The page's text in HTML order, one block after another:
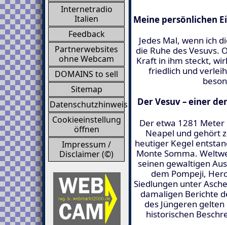
Internetradio
Italien
Feedback
Partnerwebsites
ohne Webcam
DOMAINS to sell
Sitemap
Datenschutzhinweis
Cookieeinstellung
öffnen
Impressum /
Disclaimer (©)
Meine persönlichen
Jedes Mal, wenn ich
die Ruhe des Vesuvs.
Kraft in ihm steckt,
friedlich und
Der Vesuv – einer
Der etwa 1281 Meter
Neapel und gehört
heutiger Kegel
Monte Somma.
seinen gewaltigen
dem Pompeji,
Siedlungen unter
damaligen Berichte
des Jüngeren
historischen